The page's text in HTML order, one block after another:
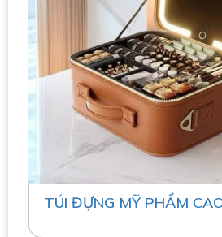
TÚI ĐỰNG MỸ PHẨM